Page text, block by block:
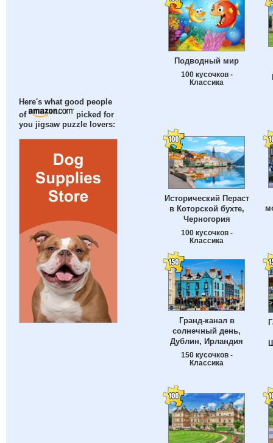
Here's what good people
of
picked for
you jigsaw puzzle lovers:
Подводный мир
100 кусочков -
Классика
Исторический Пераст
в Которской бухте,
Черногория
100 кусочков -
Классика
Гранд-канал в
солнечный день,
Дублин, Ирландия
150 кусочков -
Классика